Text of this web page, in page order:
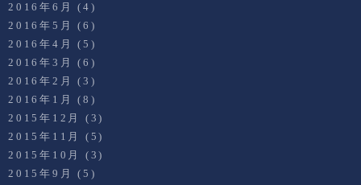
2016年6月
(4)
2016年5月
(6)
2016年4月
(5)
2016年3月
(6)
2016年2月
(3)
2016年1月
(8)
2015年12月
(3)
2015年11月
(5)
2015年10月
(3)
2015年9月
(5)